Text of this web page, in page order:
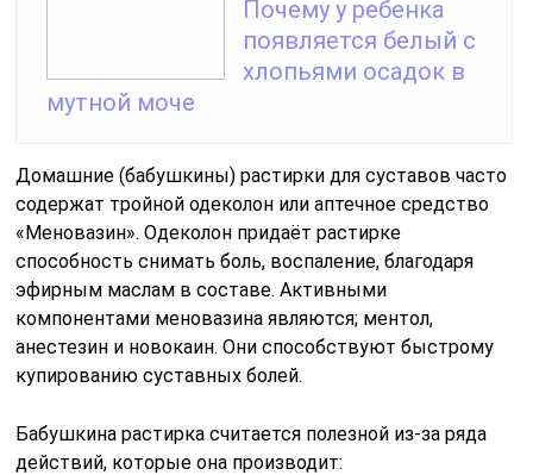
Почему у ребенка
появляется белый с
хлопьями осадок в
мутной моче
Домашние (бабушкины) растирки для суставов часто
содержат тройной одеколон или аптечное средство
«Меновазин». Одеколон придаёт растирке
способность снимать боль, воспаление, благодаря
эфирным маслам в составе. Активными
компонентами меновазина являются; ментол,
анестезин и новокаин. Они способствуют быстрому
купированию суставных болей.
Бабушкина растирка считается полезной из-за ряда
действий, которые она производит: